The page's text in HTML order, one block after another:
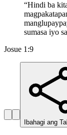
“Hindi ba
sumasa iyo
Josue 1:9
Ibahagi ang